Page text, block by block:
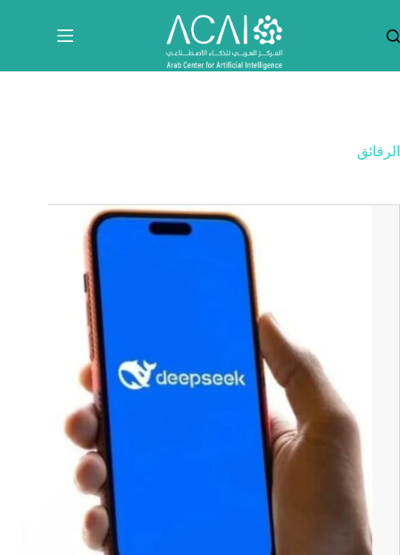
المحتوى
الرقائق